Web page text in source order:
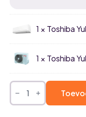
1 × Toshiba
1 × Toshiba
Toshiba
Yukai
4,5kW
airco